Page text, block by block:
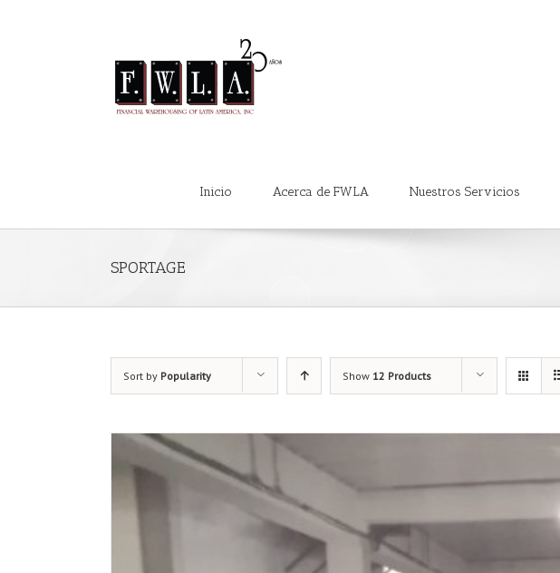
Inicio Acerca de FWLA Nuestros Servicios
SPORTAGE
Sort by Popularity Show 12 Products